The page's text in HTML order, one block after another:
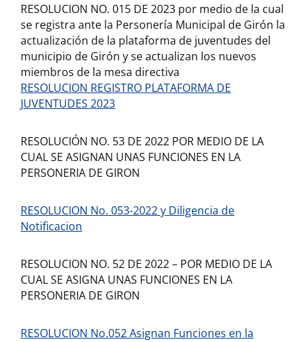
RESOLUCION NO. 015 DE 2023 por medio de la cual
se registra ante la Personería Municipal de Girón la
actualización de la plataforma de juventudes del
municipio de Girón y se actualizan los nuevos
miembros de la mesa directiva
RESOLUCION REGISTRO PLATAFORMA DE
JUVENTUDES 2023
RESOLUCIÓN NO. 53 DE 2022 POR MEDIO DE LA
CUAL SE ASIGNAN UNAS FUNCIONES EN LA
PERSONERIA DE GIRON
RESOLUCION No. 053-2022 y Diligencia de
Notificacion
RESOLUCION NO. 52 DE 2022 – POR MEDIO DE LA
CUAL SE ASIGNA UNAS FUNCIONES EN LA
PERSONERIA DE GIRON
RESOLUCION No.052 Asignan Funciones en la